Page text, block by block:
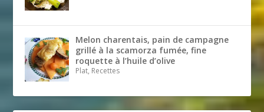
Melon charentais, pain de campagne
grillé à la scamorza fumée, fine
roquette à l’huile d’olive
Plat, Recettes